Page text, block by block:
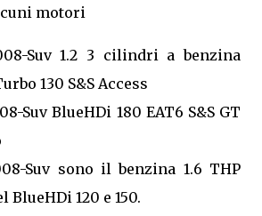
motori
Suv 1.2 3 cilindri a benzina
130 S&S Access
Suv BlueHDi 180 EAT6 S&S GT
Suv sono il benzina 1.6 THP
BlueHDi 120 e 150.